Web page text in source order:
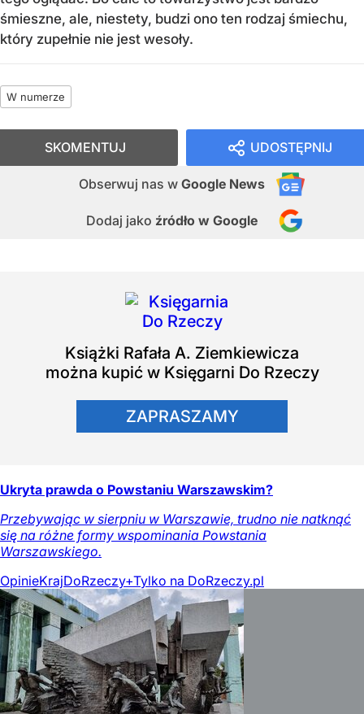
śmieszne, ale, niestety, budzi ono ten rodzaj śmiechu,
który zupełnie nie jest wesoły.
W numerze
UDOSTĘPNIJ
Obserwuj nas w Google News
Dodaj jako źródło w Google
SKOMENTUJ
Książki Rafała A. Ziemkiewicza
można kupić w Księgarni Do Rzeczy
ZAPRASZAMY
Ukryta prawda o Powstaniu Warszawskim?
Przebywając w sierpniu w Warszawie, trudno nie natknąć
się na różne formy wspominania Powstania
Warszawskiego.
OpinieKrajDoRzeczy+Tylko na DoRzeczy.pl